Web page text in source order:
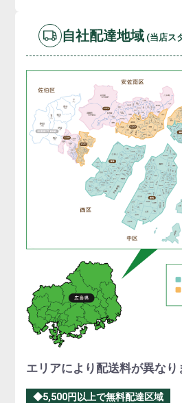
自社配達地域 (当店ス
エリアにより配送料が異なり
◆5,500円以上で無料配達区域